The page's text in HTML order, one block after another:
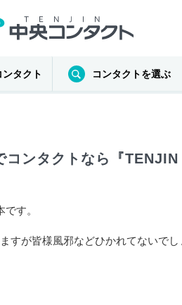
タクト コンタクトを選ぶ
ンタクトなら『TENJIN
です。
すが皆様風邪などひかれてないでし